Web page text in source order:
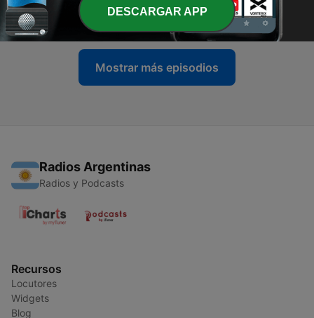
16 ene. 2022
Mostrar más episodios
Radios Argentinas
Radios y Podcasts
Recursos
Locutores
Widgets
Blog
DESCARGAR APP